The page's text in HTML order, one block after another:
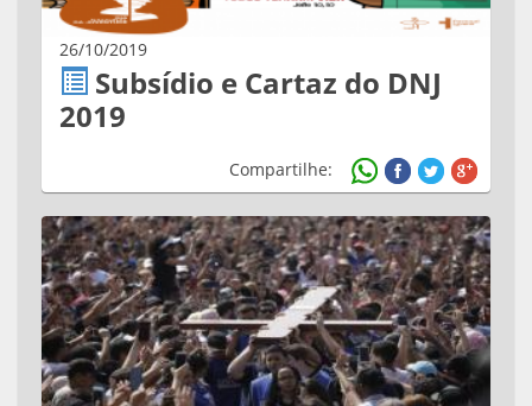
26/10/2019
Subsídio e Cartaz do DNJ
2019
Compartilhe: